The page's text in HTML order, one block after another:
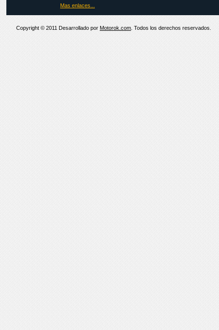
Mas enlaces...
Copyright © 2011 Desarrollado porMotorok.com. Todos los derechos reservados.